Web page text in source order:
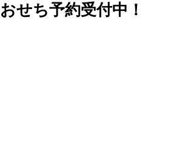
おせち予約受付中！